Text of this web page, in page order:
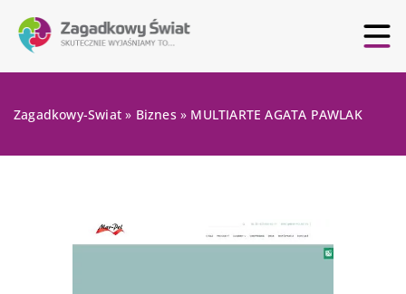
Zagadkowy-Swiat » Biznes » MULTIARTE AGATA PAWLAK